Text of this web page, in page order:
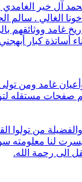
محمد آل خير
الغالي . سالم
غامد ووثائقهم
أساتذة كبار
غامد ومن
صفحات مستقله
من تولوا
لنا معلومته
الى رحمة الله.